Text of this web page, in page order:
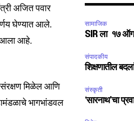
SUBSCRIBE
I've read and accept the Privacy Policy
अजित पवार
घेण्यात आले.
आला आहे.
संरक्षण मिळेल आणि
भागभांडवल
सामाजिक
SIR ला १७
संपादकीय
शिक्षणातील
संस्कृती
‘सारनाथ’चा